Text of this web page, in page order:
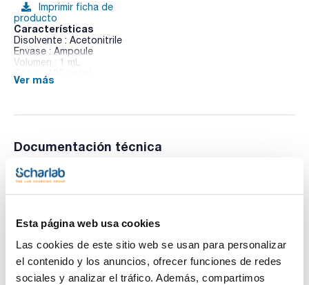
Esta página web usa cookies
Las cookies de este sitio web se usan para personalizar
el contenido y los anuncios, ofrecer funciones de redes
sociales y analizar el tráfico. Además, compartimos
Imprimir ficha de
producto
Características
Disolvente : Acetonitrile
Envase : Ampoule
Volumen : 1 mL
CAS : [77732-09-3]
Ver más
Documentación técnica
TDS / Ficha técnica
Regístrate para
Regístrate para
SDS/ Hoja de seguridad
Regístrate para
descargas